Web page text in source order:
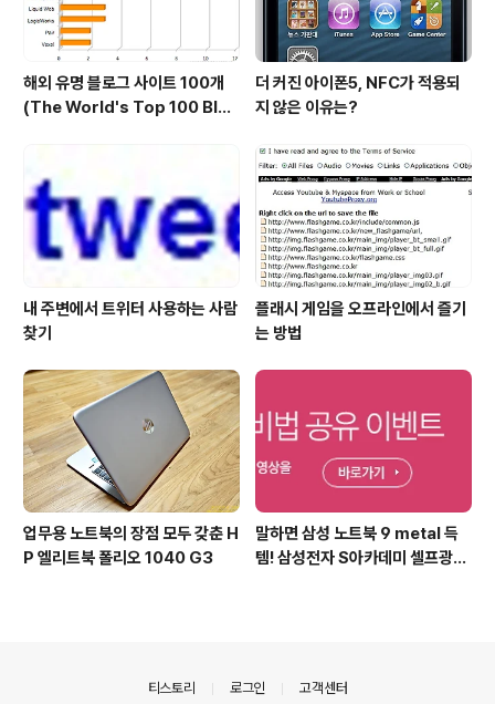
해외 유명 블로그 사이트 100개
(The World's Top 100 Blog
더 커진 아이폰5, NFC가 적용되
지 않은 이유는?
내 주변에서 트위터 사용하는 사람
찾기
플래시 게임을 오프라인에서 즐기
는 방법
업무용 노트북의 장점 모두 갖춘 H
P 엘리트북 폴리오 1040 G3
말하면 삼성 노트북 9 metal 득
템! 삼성전자 S아카데미 셀프광고
티스토리 로그인 고객센터